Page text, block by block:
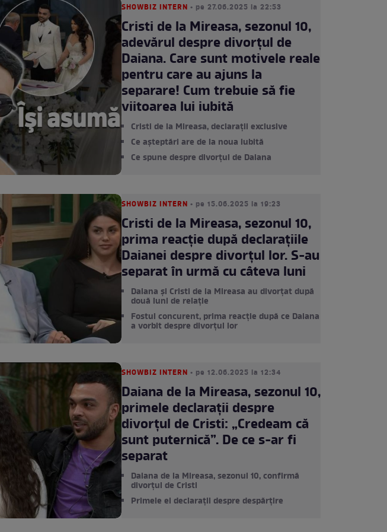
SHOWBIZ INTERN • pe 27.06.2025 la 22:53
Cristi de la Mireasa, sezonul 10,
adevărul despre divorțul de
Daiana. Care sunt motivele reale
pentru care au ajuns la
separare! Cum trebuie să fie
viitoarea lui iubită
Cristi de la Mireasa, declarații exclusive
Ce așteptări are de la noua iubită
Ce spune despre divorțul de Daiana
SHOWBIZ INTERN • pe 15.06.2025 la 19:23
Cristi de la Mireasa, sezonul 10,
prima reacție după declarațiile
Daianei despre divorțul lor. S-au
separat în urmă cu câteva luni
Daiana și Cristi de la Mireasa au divorțat după
două luni de relație
Fostul concurent, prima reacție după ce Daiana
a vorbit despre divorțul lor
SHOWBIZ INTERN • pe 12.06.2025 la 12:34
Daiana de la Mireasa, sezonul 10,
primele declarații despre
divorțul de Cristi: „Credeam că
sunt puternică”. De ce s-ar fi
separat
Daiana de la Mireasa, sezonul 10, confirmă
divorțul de Cristi
Primele ei declarații despre despărțire